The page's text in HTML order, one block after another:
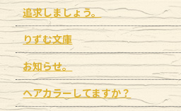
追求しましょう。
りずむ文庫
お知らせ。
ヘアカラーしてますか？